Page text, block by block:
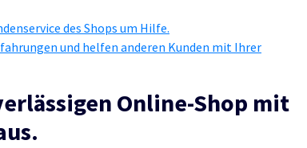
des Shops um Hilfe.
und helfen anderen Kunden mit Ihrer
Online-Shop mit